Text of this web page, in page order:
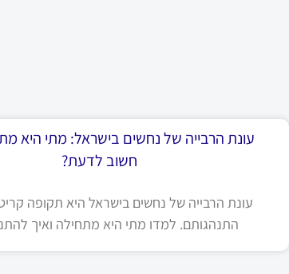
עונת הרבייה של נחשים בישראל: מתי היא
חשוב לדעת?
עונת הרבייה של נחשים בישראל היא תקופה
התנהגותם. למדו מתי היא מתחילה ואיך